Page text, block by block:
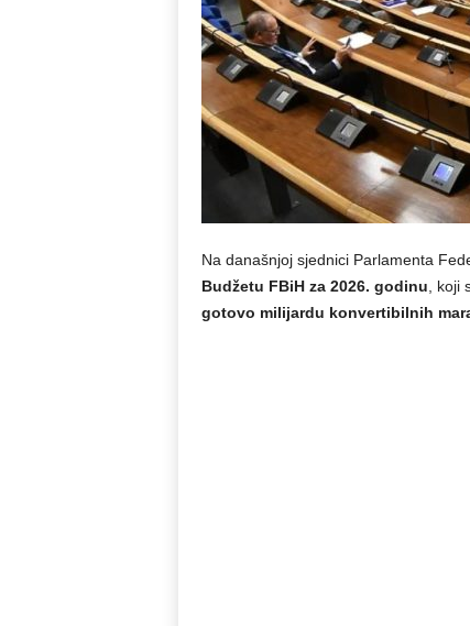
Na današnjoj sjednici Parlamenta
Budžetu FBiH za 2026. godinu ,
gotovo milijardu konvertibilnih